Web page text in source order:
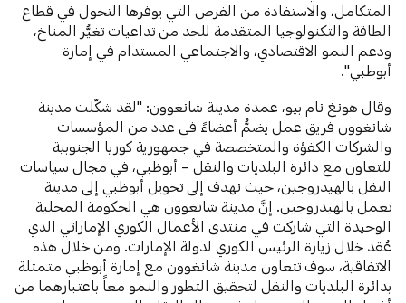
المتكامل، والاستفادة من الفرص التي يوفرها التحول في قطاع
الطاقة والتكنولوجيا المتقدمة للحد من تداعيات تغيُّر المناخ،
ودعم النمو الاقتصادي، والاجتماعي المستدام في إمارة
أبوظبي".
وقال هونغ نام بيو، عمدة مدينة شانغوون: "لقد شكّلت مدينة
شانغوون فريق عمل يضمُّ أعضاءً في عدد من المؤسسات
والشركات الكفؤة والمتخصصة في جمهورية كوريا الجنوبية
للتعاون مع دائرة البلديات والنقل – أبوظبي، في مجال سياسات
النقل بالهيدروجين، حيث نهدف إلى تحويل أبوظبي إلى مدينة
تعمل بالهيدروجين. إنَّ مدينة شانغوون هي الحكومة المحلية
الوحيدة التي شاركت في منتدى الأعمال الكوري الإماراتي الذي
عُقد خلال زيارة الرئيس الكوري لدولة الإمارات. ومن خلال هذه
الاتفاقية، سوف تتعاون مدينة شانغوون مع إمارة أبوظبي متمثلة
بدائرة البلديات والنقل لتحقيق التطور والنمو معاً باعتبارهما من